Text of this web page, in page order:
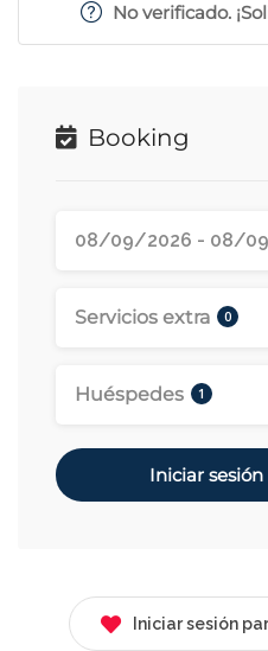
No verificado.
Booking
Servicios extra 0
Huéspedes 1
Iniciar
Iniciar sesión